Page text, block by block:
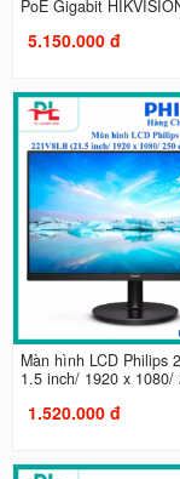
PoE Gigabit
5.150.000 đ
Màn hình LCD Philips
1.5 inch/ 1920 x 1080/
1.520.000 đ